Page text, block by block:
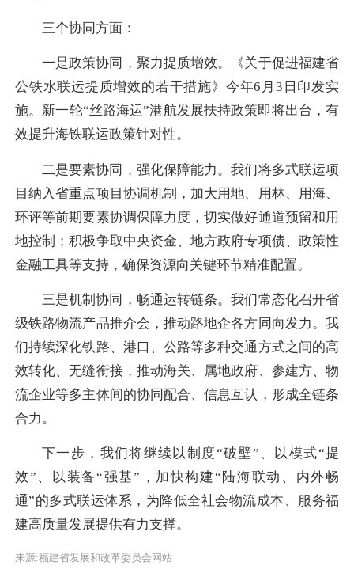
三个协同方面：
一是政策协同，聚力提质增效。《关于促进福建省
公铁水联运提质增效的若干措施》今年6月3日印发实
施。新一轮“丝路海运”港航发展扶持政策即将出台，有
效提升海铁联运政策针对性。
二是要素协同，强化保障能力。我们将多式联运项
目纳入省重点项目协调机制，加大用地、用林、用海、
环评等前期要素协调保障力度，切实做好通道预留和用
地控制；积极争取中央资金、地方政府专项债、政策性
金融工具等支持，确保资源向关键环节精准配置。
三是机制协同，畅通运转链条。我们常态化召开省
级铁路物流产品推介会，推动路地企各方同向发力。我
们持续深化铁路、港口、公路等多种交通方式之间的高
效转化、无缝衔接，推动海关、属地政府、参建方、物
流企业等多主体间的协同配合、信息互认，形成全链条
合力。
下一步，我们将继续以制度“破壁”、以模式“提
效”、以装备“强基”，加快构建“陆海联动、内外畅
通”的多式联运体系，为降低全社会物流成本、服务福
建高质量发展提供有力支撑。
来源:福建省发展和改革委员会网站